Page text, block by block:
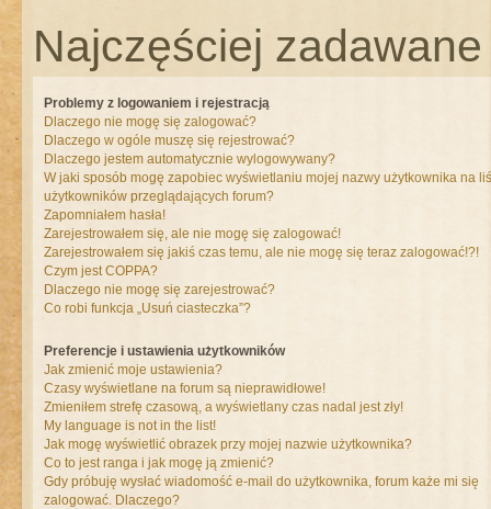
Najczęściej
Problemy z logowaniem i rejestracją
Dlaczego nie mogę się zalogować?
Dlaczego w ogóle muszę się rejestrować?
Dlaczego jestem automatycznie wylogowywany?
W jaki sposób mogę zapobiec wyświetlaniu mojej nazwy użytkownika na
użytkowników przeglądających forum?
Zapomniałem hasła!
Zarejestrowałem się, ale nie mogę się zalogować!
Zarejestrowałem się jakiś czas temu, ale nie mogę się teraz zalogować!?!
Czym jest COPPA?
Dlaczego nie mogę się zarejestrować?
Co robi funkcja „Usuń ciasteczka”?
Preferencje i ustawienia użytkowników
Jak zmienić moje ustawienia?
Czasy wyświetlane na forum są nieprawidłowe!
Zmieniłem strefę czasową, a wyświetlany czas nadal jest zły!
My language is not in the list!
Jak mogę wyświetlić obrazek przy mojej nazwie użytkownika?
Co to jest ranga i jak mogę ją zmienić?
Gdy próbuję wysłać wiadomość e-mail do użytkownika, forum każe mi się
zalogować. Dlaczego?